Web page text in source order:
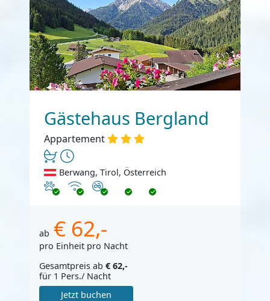
Gästehaus Bergland
Appartement
Berwang, Tirol, Österreich
Haustiere erlaubt
InternetNichtraucher
ab € 62,-
pro Einheit pro Nacht
Gesamtpreis ab € 62,-
für 1 Pers./ Nacht
Jetzt buchen